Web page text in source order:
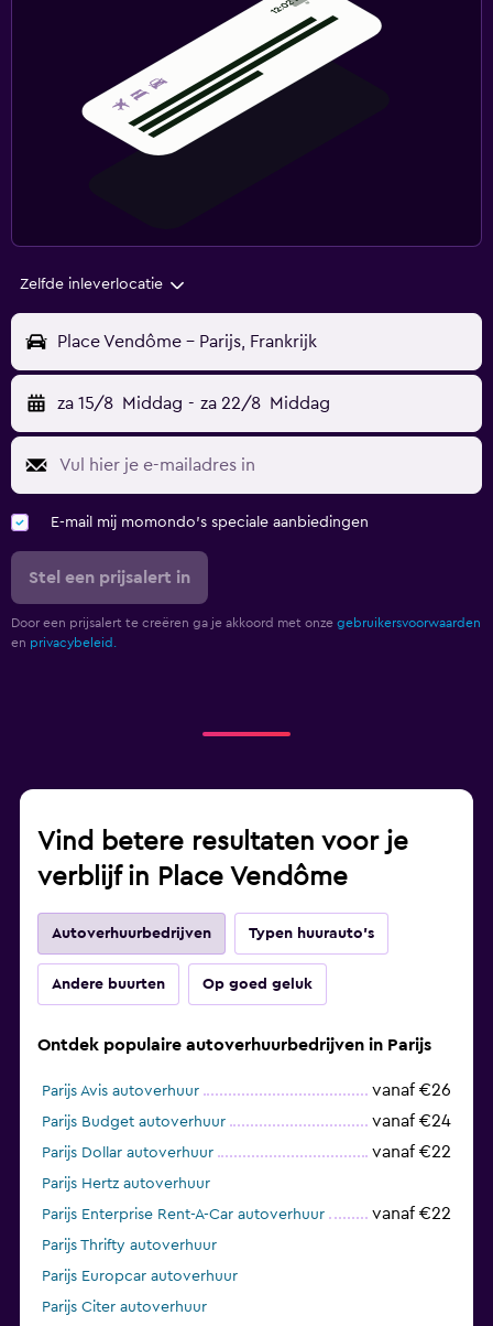
Zelfde inleverlocatie
Place Vendôme - Parijs, Frankrijk
za 15/8 Middag - za 22/8 Middag
E-mail mij momondo's speciale aanbiedingen
Stel een prijsalert in
Door een prijsalert te creëren ga je akkoord met onze gebruikersvoorwaarden
en privacybeleid.
Vind betere resultaten voor je
verblijf in Place Vendôme
Autoverhuurbedrijven Typen huurauto's
Andere buurten Op goed geluk
Ontdek populaire autoverhuurbedrijven in Parijs
Parijs Avis autoverhuur vanaf €26
Parijs Budget autoverhuur vanaf €24
Parijs Dollar autoverhuur vanaf €22
Parijs Hertz autoverhuur
Parijs Enterprise Rent-A-Car autoverhuur
vanaf €22
Parijs Thrifty autoverhuur
Parijs Europcar autoverhuur
Parijs Citer autoverhuur